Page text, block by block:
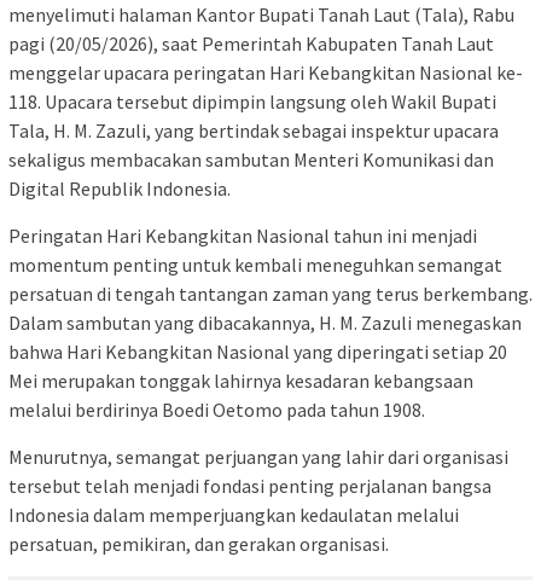
menyelimuti halaman Kantor Bupati Tanah Laut (Tala), Rabu
pagi (20/05/2026), saat Pemerintah Kabupaten Tanah Laut
menggelar upacara peringatan Hari Kebangkitan Nasional ke-
118. Upacara tersebut dipimpin langsung oleh Wakil Bupati
Tala, H. M. Zazuli, yang bertindak sebagai inspektur upacara
sekaligus membacakan sambutan Menteri Komunikasi dan
Digital Republik Indonesia.
Peringatan Hari Kebangkitan Nasional tahun ini menjadi
momentum penting untuk kembali meneguhkan semangat
persatuan di tengah tantangan zaman yang terus berkembang.
Dalam sambutan yang dibacakannya, H. M. Zazuli menegaskan
bahwa Hari Kebangkitan Nasional yang diperingati setiap 20
Mei merupakan tonggak lahirnya kesadaran kebangsaan
melalui berdirinya Boedi Oetomo pada tahun 1908.
Menurutnya, semangat perjuangan yang lahir dari organisasi
tersebut telah menjadi fondasi penting perjalanan bangsa
Indonesia dalam memperjuangkan kedaulatan melalui
persatuan, pemikiran, dan gerakan organisasi.